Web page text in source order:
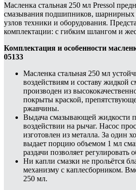
Масленка стальная 250 мл Pressol
смазывания подшипников, шарнирных
узлов техники и оборудования.
комплектации: с гибким шлангом и
Комплектация и особенности
05133
Масленка стальная 250 мл
воздействиям и составу жидкой
производен из
покрыты краской,
ржавчины.
Выдача смазывающей жидкости
воздействии на рычаг. Насос
изготовлен из металла. За один
выдает порцию объемом 1 мл
раздачи позволяет регулировать
Ни капли смазки не прольётся
механизму с каплесборником.
250 мл.